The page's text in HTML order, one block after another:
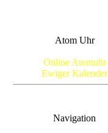
Atom Uhr
Online Atomuhr
Ewiger Kalender
Navigation